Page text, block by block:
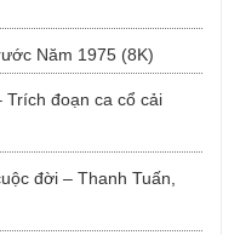
Năm 1975 (8K)
Trích đoạn ca cổ cải
đời – Thanh Tuấn,